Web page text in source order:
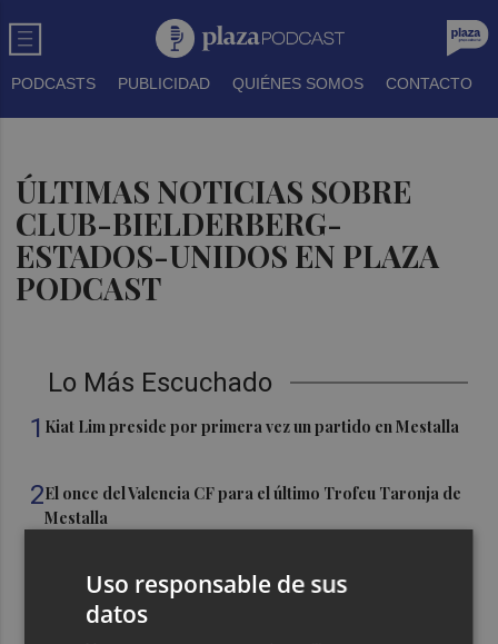
PODCASTS PUBLICIDAD QUIÉNES SOMOS CONTACTO
ÚLTIMAS NOTICIAS SOBRE
CLUB-BIELDERBERG-
ESTADOS-UNIDOS EN PLAZA
PODCAST
Lo Más Escuchado
1 Kiat Lim preside por primera vez un partido en Mestalla
2El once del Valencia CF para el último Trofeu Taronja de
Mestalla
"extremo" en la mayor parte de la Península y Baleares
el día del eclipse
Uso responsable de sus
datos